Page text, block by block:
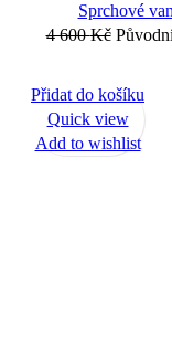
Sprchové
4 600Kč
Přidat do košíku
Quick view
Add to wishlist